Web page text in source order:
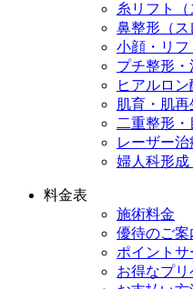
糸リフト（
鼻整形（ス
小顔・リフ
プチ整形・
ヒアルロン
肌育・肌再
二重整形・
レーザー治
婦人科形成
料金表
施術料金
優待のご案
ポイント
お得なプ